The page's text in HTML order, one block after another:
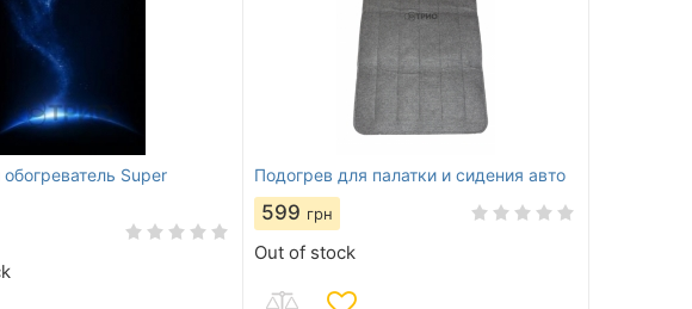
Super
Подогрев для палатки и сидения авто
599 грн
Out of stock